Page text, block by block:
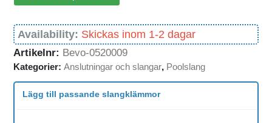
Availability: Skickas inom 1-2 dagar
Artikelnr: Bevo-0520009
Kategorier: Anslutningar och slangar, Poolslang
Lägg till passande slangklämmor